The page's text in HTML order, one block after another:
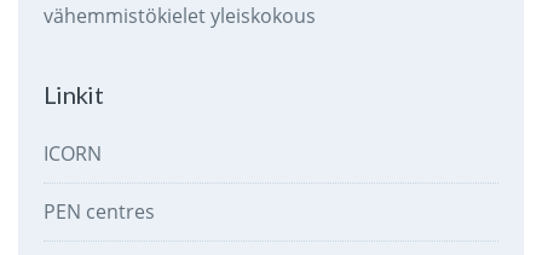
vähemmistökieletyleiskokous
Linkit
ICORN
PEN centres